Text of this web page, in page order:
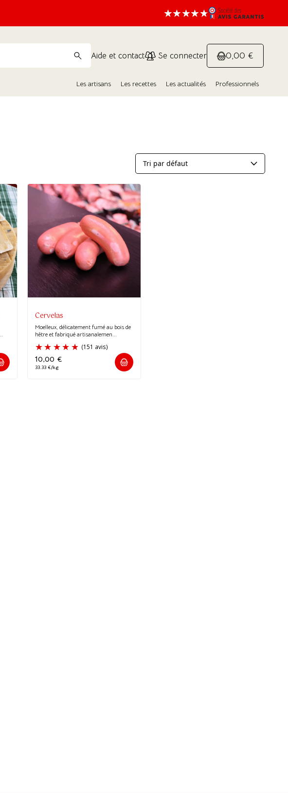
Aide et contact Se connecter 0,00 €
Les artisans Les recettes Les actualités Professionnels
Cervelas
Moelleux, délicatement fumé au bois de
hêtre et fabriqué artisanalemen...
10,00 €
33.33 €/kg